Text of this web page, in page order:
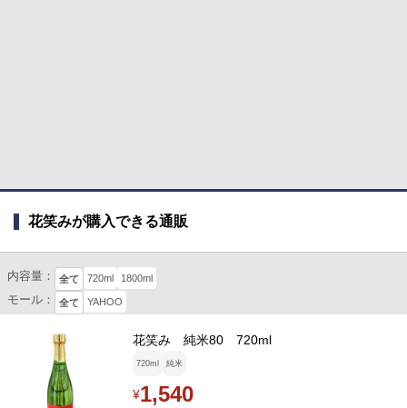
花笑みが購入できる通販
内容量： 全て 720ml 1800ml
モール： 全て YAHOO
花笑み 純米80 720ml
720ml 純米
¥1,540